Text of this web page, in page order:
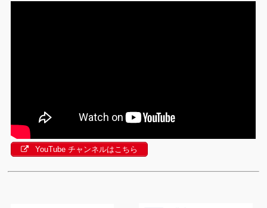
YouTube チャンネルはこちら